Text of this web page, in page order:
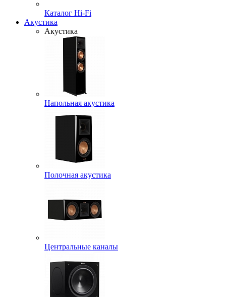
Каталог Hi-Fi
Акустика
Акустика
Напольная акустика
Полочная акустика
Центральные каналы